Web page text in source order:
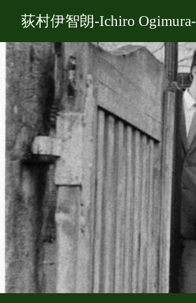
荻村伊智朗-Ichiro